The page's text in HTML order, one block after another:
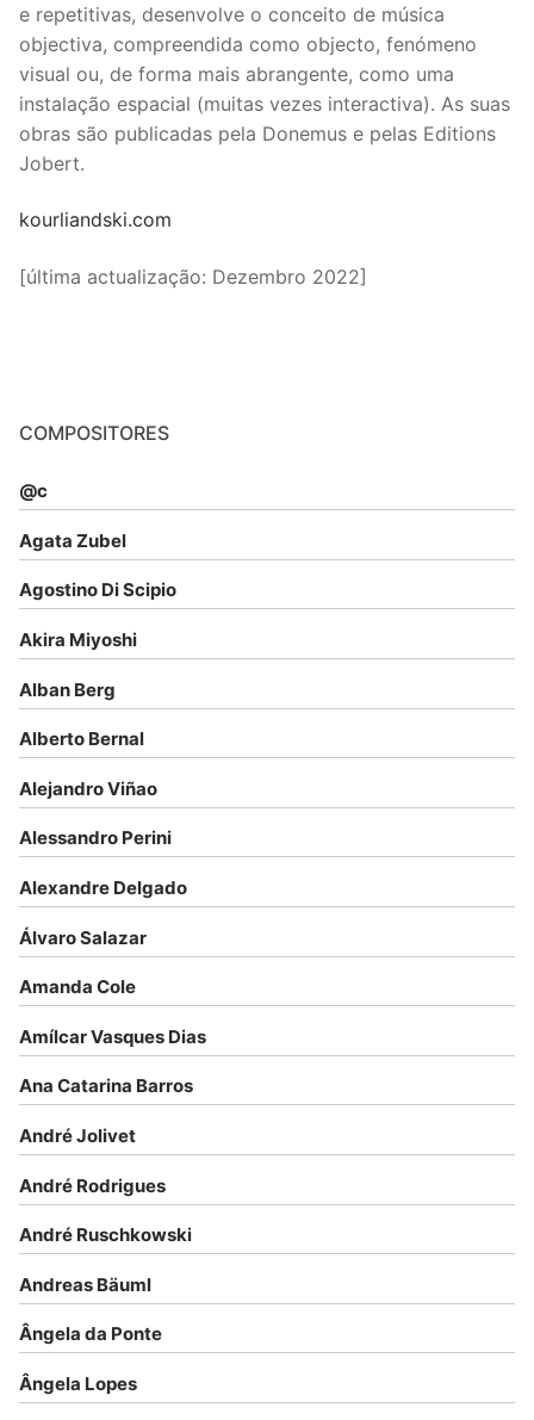
e repetitivas, desenvolve o conceito de música
objectiva, compreendida como objecto, fenómeno
visual ou, de forma mais abrangente, como uma
instalação espacial (muitas vezes interactiva). As suas
obras são publicadas pela Donemus e pelas Editions
Jobert.
kourliandski.com
[última actualização: Dezembro 2022]
COMPOSITORES
@c
Agata Zubel
Agostino Di Scipio
Akira Miyoshi
Alban Berg
Alberto Bernal
Alejandro Viñao
Alessandro Perini
Alexandre Delgado
Álvaro Salazar
Amanda Cole
Amílcar Vasques Dias
Ana Catarina Barros
André Jolivet
André Rodrigues
André Ruschkowski
Andreas Bäuml
Ângela da Ponte
Ângela Lopes